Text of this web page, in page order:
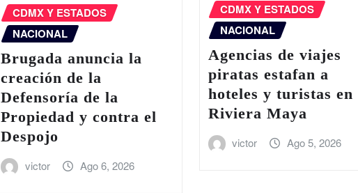
CDMX Y ESTADOS
NACIONAL
Brugada anuncia la
creación de la
Defensoría de la
Propiedad y contra el
Despojo
victor Ago 6, 2026
CDMX Y ESTADOS
NACIONAL
Agencias de viajes
piratas estafan a
hoteles y turistas en
Riviera Maya
victor Ago 5, 2026